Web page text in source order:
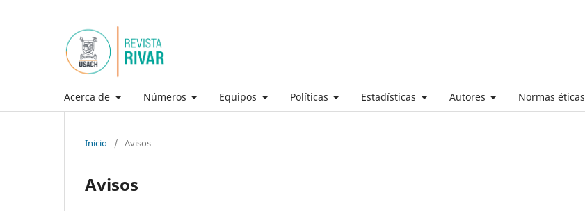
Acerca de Números Equipos Políticas Estadísticas Autores Normas éticas
Inicio / Avisos
Avisos